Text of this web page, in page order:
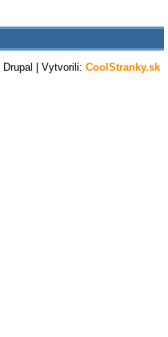
Drupal | Vytvorili: CoolStranky.sk